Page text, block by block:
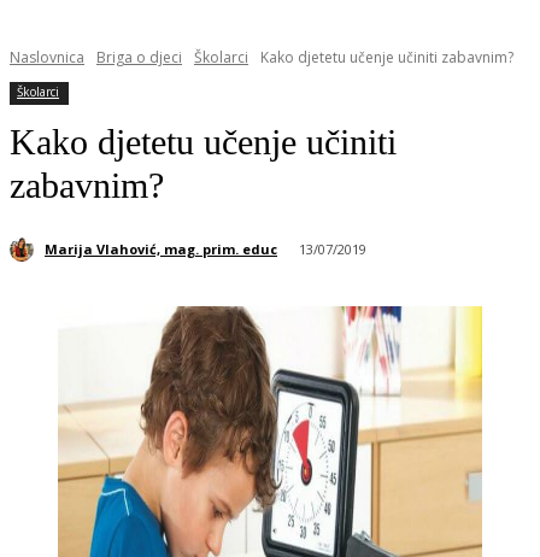
Naslovnica Briga o djeci Školarci Kako djetetu učenje učiniti zabavnim?
Školarci
Kako djetetu učenje učiniti
zabavnim?
Marija Vlahović, mag. prim. educ 13/07/2019